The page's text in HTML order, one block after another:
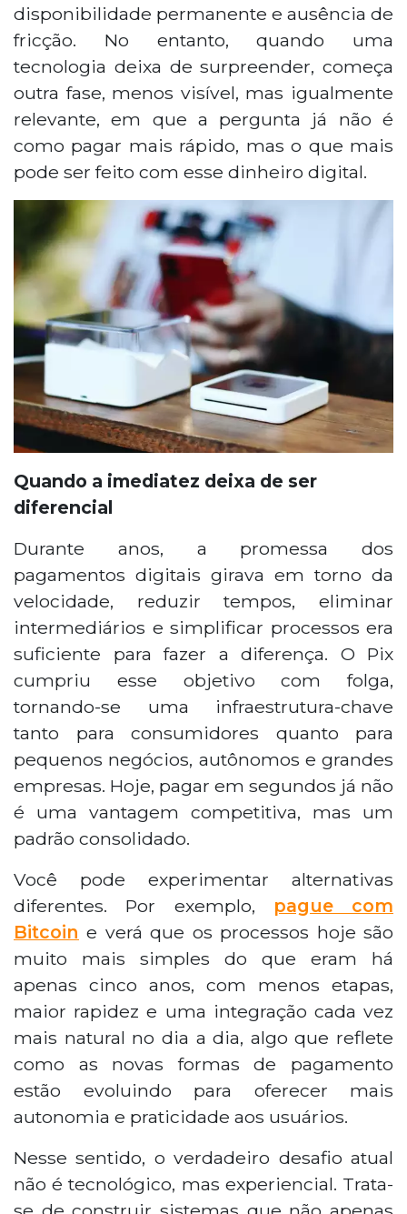
disponibilidade permanente e ausência de
fricção. No entanto, quando uma
tecnologia deixa de surpreender, começa
outra fase, menos visível, mas igualmente
relevante, em que a pergunta já não é
como pagar mais rápido, mas o que mais
pode ser feito com esse dinheiro digital.
Quando a imediatez deixa de ser
diferencial
Durante anos, a promessa dos
pagamentos digitais girava em torno da
velocidade, reduzir tempos, eliminar
intermediários e simplificar processos era
suficiente para fazer a diferença. O Pix
cumpriu esse objetivo com folga,
tornando-se uma infraestrutura-chave
tanto para consumidores quanto para
pequenos negócios, autônomos e grandes
empresas. Hoje, pagar em segundos já não
é uma vantagem competitiva, mas um
padrão consolidado.
Você pode experimentar alternativas
diferentes. Por exemplo, pague com
Bitcoin e verá que os processos hoje são
muito mais simples do que eram há
apenas cinco anos, com menos etapas,
maior rapidez e uma integração cada vez
mais natural no dia a dia, algo que reflete
como as novas formas de pagamento
estão evoluindo para oferecer mais
autonomia e praticidade aos usuários.
Nesse sentido, o verdadeiro desafio atual
não é tecnológico, mas experiencial. Trata-